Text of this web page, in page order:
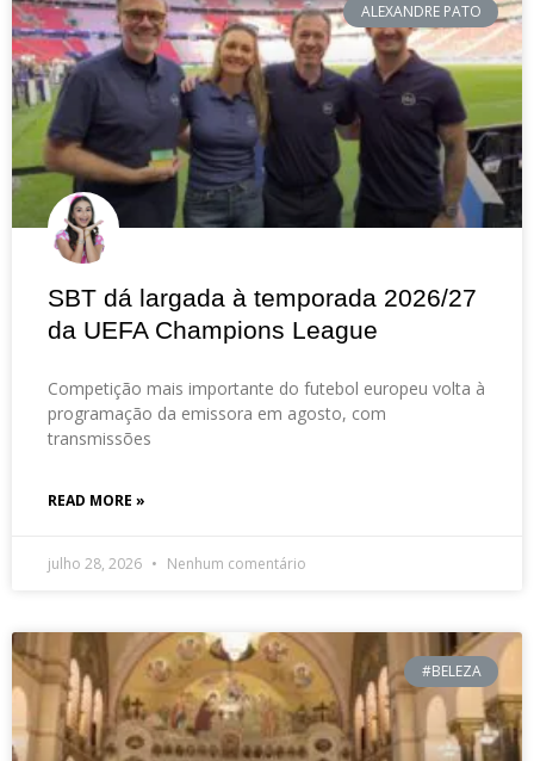
ALEXANDRE PATO
SBT dá largada à temporada 2026/27
da UEFA Champions League
Competição mais importante do futebol europeu volta à
programação da emissora em agosto, com
transmissões
READ MORE »
julho 28, 2026 Nenhum comentário
#BELEZA